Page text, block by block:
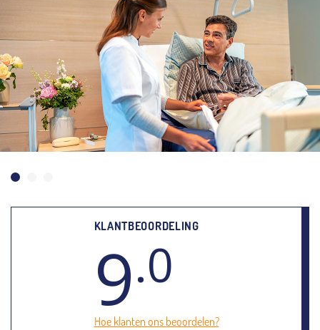
KLANTBEOORDELING
9.0
Hoe klanten ons beoordelen?